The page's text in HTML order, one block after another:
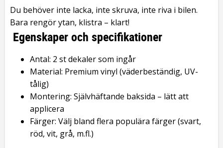
Du behöver inte lacka, inte skruva, inte riva i bilen.
Bara rengör ytan, klistra – klart!
Egenskaper och specifikationer
Antal: 2 st dekaler som ingår
Material: Premium vinyl (väderbeständig, UV-
tålig)
Montering: Självhäftande baksida – lätt att
applicera
Färger: Välj bland flera populära färger (svart,
röd, vit, grå, m.fl.)